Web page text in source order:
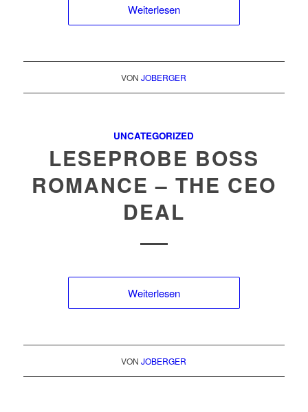
Weiterlesen
VONJOBERGER
UNCATEGORIZED
LESEPROBE BOSS
ROMANCE – THE CEO
DEAL
Weiterlesen
VONJOBERGER